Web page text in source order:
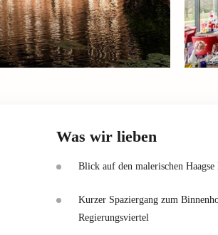
Was wir lieben
Blick auf den malerischen Haagse
Kurzer Spaziergang zum
Regierungsviertel